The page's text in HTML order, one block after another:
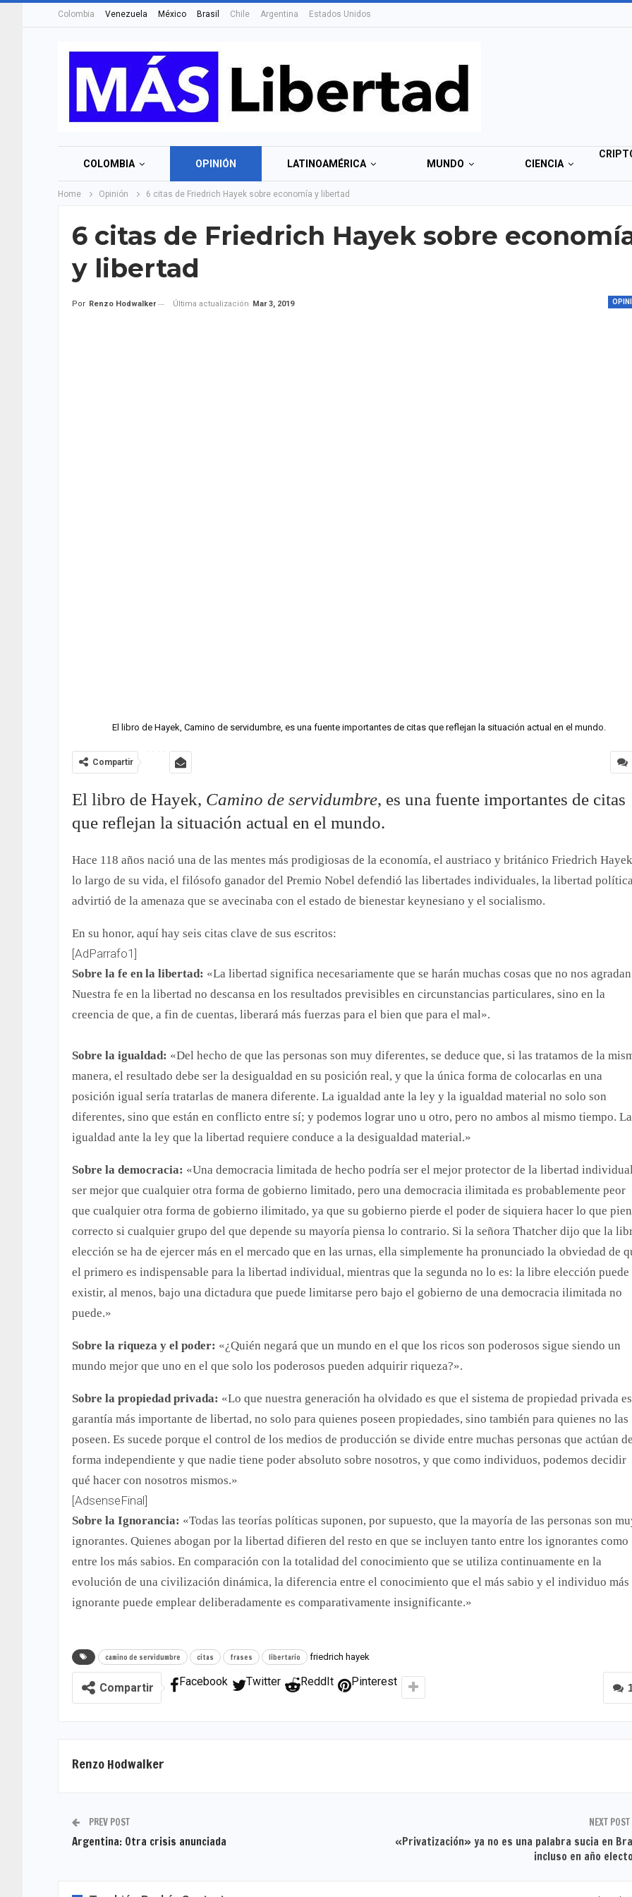
Colombia Venezuela México Brasil Chile Argentina Estados Unidos
COLOMBIA OPINIÓN LATINOAMÉRICA MUNDO CIENCIA
Home Opinión 6 citas de Friedrich Hayek sobre economía y libertad
6 citas de Friedrich Hayek sobre
y libertad
Por Renzo Hodwalker Última actualización Mar 3, 2019
El libro de Hayek, Camino de servidumbre, es una fuente importantes de citas que reflejan la situación actual en el mundo.
Compartir
El libro de Hayek, Camino de servidumbre, es una fuente importantes de citas
que reflejan la situación actual en el mundo.
Hace 118 años nació una de las mentes más prodigiosas de la economía, el austriaco y británico Friedrich
lo largo de su vida, el filósofo ganador del Premio Nobel defendió las libertades individuales, la libertad
advirtió de la amenaza que se avecinaba con el estado de bienestar keynesiano y el socialismo.
En su honor, aquí hay seis citas clave de sus escritos:
[AdParrafo1]
Sobre la fe en la libertad: «La libertad significa necesariamente que se harán muchas cosas que no nos
Nuestra fe en la libertad no descansa en los resultados previsibles en circunstancias particulares, sino en la
creencia de que, a fin de cuentas, liberará más fuerzas para el bien que para el mal».
Sobre la igualdad: «Del hecho de que las personas son muy diferentes, se deduce que, si las tratamos de la
manera, el resultado debe ser la desigualdad en su posición real, y que la única forma de colocarlas en una
posición igual sería tratarlas de manera diferente. La igualdad ante la ley y la igualdad material no solo son
diferentes, sino que están en conflicto entre sí; y podemos lograr uno u otro, pero no ambos al mismo tiempo. La
igualdad ante la ley que la libertad requiere conduce a la desigualdad material.»
Sobre la democracia: «Una democracia limitada de hecho podría ser el mejor protector de la libertad
ser mejor que cualquier otra forma de gobierno limitado, pero una democracia ilimitada es probablemente peor
que cualquier otra forma de gobierno ilimitado, ya que su gobierno pierde el poder de siquiera hacer lo que
correcto si cualquier grupo del que depende su mayoría piensa lo contrario. Si la señora Thatcher dijo que la
elección se ha de ejercer más en el mercado que en las urnas, ella simplemente ha pronunciado la obviedad de
el primero es indispensable para la libertad individual, mientras que la segunda no lo es: la libre elección puede
existir, al menos, bajo una dictadura que puede limitarse pero bajo el gobierno de una democracia ilimitada no
puede.»
Sobre la riqueza y el poder: «¿Quién negará que un mundo en el que los ricos son poderosos sigue siendo un
mundo mejor que uno en el que solo los poderosos pueden adquirir riqueza?».
Sobre la propiedad privada: «Lo que nuestra generación ha olvidado es que el sistema de propiedad privada
garantía más importante de libertad, no solo para quienes poseen propiedades, sino también para quienes no las
poseen. Es sucede porque el control de los medios de producción se divide entre muchas personas que actúan de
forma independiente y que nadie tiene poder absoluto sobre nosotros, y que como individuos, podemos decidir
qué hacer con nosotros mismos.»
[AdsenseFinal]
Sobre la Ignorancia: «Todas las teorías políticas suponen, por supuesto, que la mayoría de las personas son
ignorantes. Quienes abogan por la libertad difieren del resto en que se incluyen tanto entre los ignorantes como
entre los más sabios. En comparación con la totalidad del conocimiento que se utiliza continuamente en la
evolución de una civilización dinámica, la diferencia entre el conocimiento que el más sabio y el individuo más
ignorante puede emplear deliberadamente es comparativamente insignificante.»
camino de servidumbre citas frases friedrich hayek
libertario
Compartir Facebook Twitter ReddIt Pinterest
Renzo Hodwalker
PREV POST
Argentina: Otra crisis anunciada
NEXT POST
«Privatización» ya no es una palabra sucia en
incluso en año